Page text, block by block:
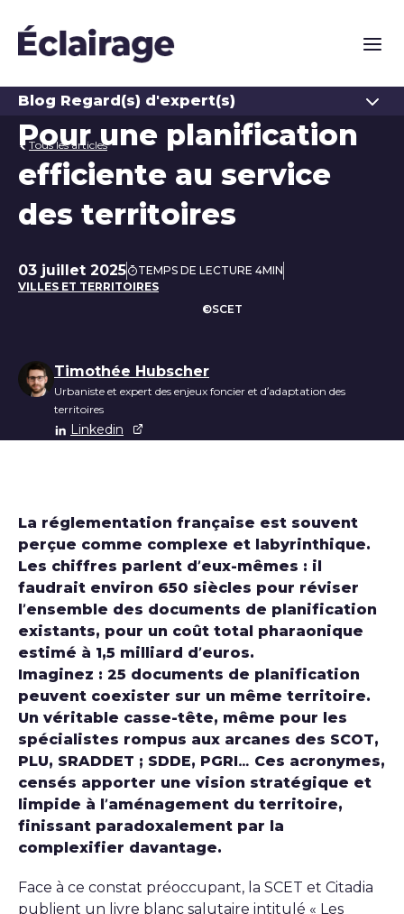
Blog Regard(s) d'expert(s)
Tous les articles
Pour une planification
efficiente au service
des territoires
Date de publication
03 juillet 2025
TEMPS DE LECTURE 4MIN
VILLES ET TERRITOIRES
©SCET
Liste des auteurs
Timothée Hubscher
Urbaniste et expert des enjeux foncier et d’adaptation des
territoires
Linkedin
La réglementation française est souvent
perçue comme complexe et labyrinthique.
Les chiffres parlent d’eux-mêmes : il
faudrait environ 650 siècles pour réviser
l’ensemble des documents de planification
existants, pour un coût total pharaonique
estimé à 1,5 milliard d’euros.
Imaginez : 25 documents de planification
peuvent coexister sur un même territoire.
Un véritable casse-tête, même pour les
spécialistes rompus aux arcanes des SCOT,
PLU, SRADDET ; SDDE, PGRI… Ces acronymes,
censés apporter une vision stratégique et
limpide à l’aménagement du territoire,
finissant paradoxalement par la
complexifier davantage.
Face à ce constat préoccupant, la SCET et Citadia
publient un livre blanc salutaire intitulé « Les